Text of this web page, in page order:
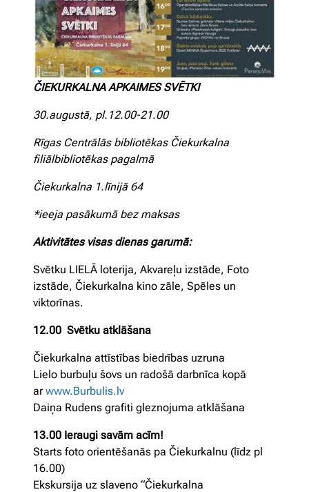
ČIEKURKALNA APKAIMES SVĒTKI
30.augustā, pl.12.00-21.00
Rīgas Centrālās bibliotēkas Čiekurkalna
filiālbibliotēkas pagalmā
Čiekurkalna 1.līnijā 64
*ieeja pasākumā bez maksas
Aktivitātes visas dienas garumā:
Svētku LIELĀ loterija, Akvareļu izstāde, Foto
izstāde, Čiekurkalna kino zāle, Spēles un
viktorīnas.
12.00 Svētku atklāšana
Čiekurkalna attīstības biedrības uzruna
Lielo burbuļu šovs un radošā darbnīca kopā
arwww.Burbulis.lv
Daiņa Rudens grafiti gleznojuma atklāšana
13.00 Ieraugi savām acīm!
Starts foto orientēšanās pa Čiekurkalnu (līdz pl
16.00)
Ekskursija uz slaveno “Čiekurkalna